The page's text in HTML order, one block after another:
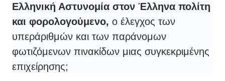
Ελληνική Αστυνομία στον Έλληνα πολίτη
και φορολογούμενο, ο έλεγχος των
υπεράριθμών και των παράνομων
φωτιζόμενων πινακίδων μιας συγκεκριμένης
επιχείρησης;